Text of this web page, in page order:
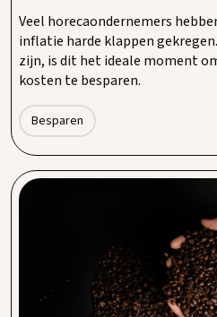
Veel horecaondernemers
inflatie harde klappen
zijn, is dit het ideale moment
kosten te besparen.
Besparen
Inkoopplatform Procent
Persbericht – Het
11.000 ondernemers in